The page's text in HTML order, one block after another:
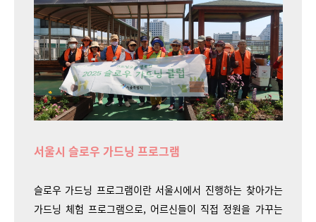
서울시 슬로우 가드닝 프로그램
슬로우 가드닝 프로그램이란 서울시에서 진행하는 찾아가는
가드닝 체험 프로그램으로, 어르신들이 직접 정원을 가꾸는